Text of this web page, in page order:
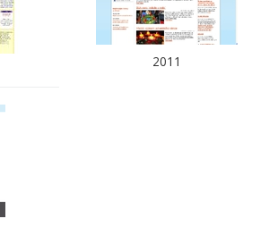
2011